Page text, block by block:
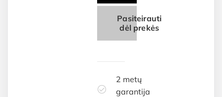
Pasiteirauti
dėl prekės
2 metų
garantija